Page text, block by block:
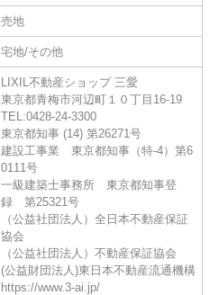
売地
宅地/その他
LIXIL不動産ショップ 三愛
東京都青梅市河辺町１０丁目16-19
TEL:0428-24-3300
東京都知事 (14) 第26271号
建設工事業 東京都知事（特-4）第6
0111号
一級建築士事務所 東京都知事登
録 第25321号
（公益社団法人）全日本不動産保証
協会
（公益社団法人）不動産保証協会
(公益財団法人)東日本不動産流通機構
https://www.3-ai.jp/